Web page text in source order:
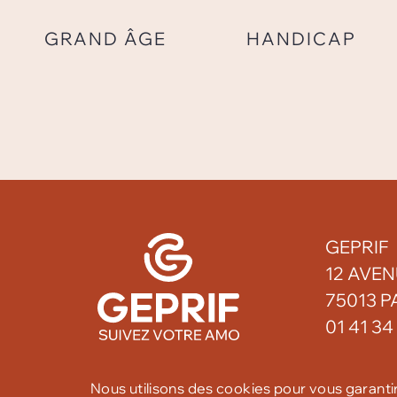
GRAND ÂGE HANDICAP
GEPRIF
12
75013
01 41
Nous utilisons des cookies pour vous